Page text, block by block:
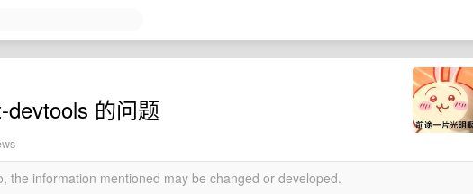
的问题
the information mentioned may be changed or developed.